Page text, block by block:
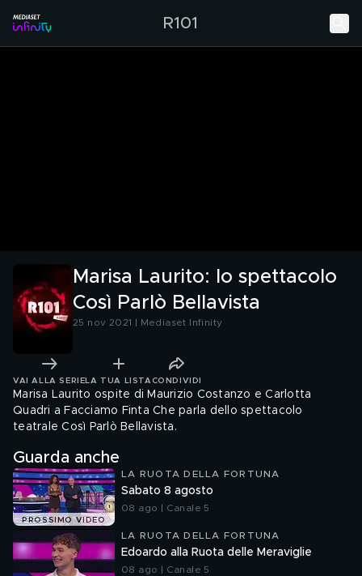
R101
Marisa Laurito: lo spettacolo
Così Parlò Bellavista
25 nov 2021 | Mediaset Infinity
VAI ALLA SERIE LA TUA LISTA CONDIVIDI
Marisa Laurito ospite di Maurizio Costanzo e Carlotta
Quadri a Facciamo Finta Che parla dello spettacolo
teatrale Così Parlò Bellavista.
Guarda anche
PROSSIMO VIDEO
LA RUOTA DELLA FORTUNA
Sabato 8 agosto
08 ago | Canale 5
LA RUOTA DELLA FORTUNA
Edoardo alla Ruota delle Meraviglie
08 ago | Canale 5